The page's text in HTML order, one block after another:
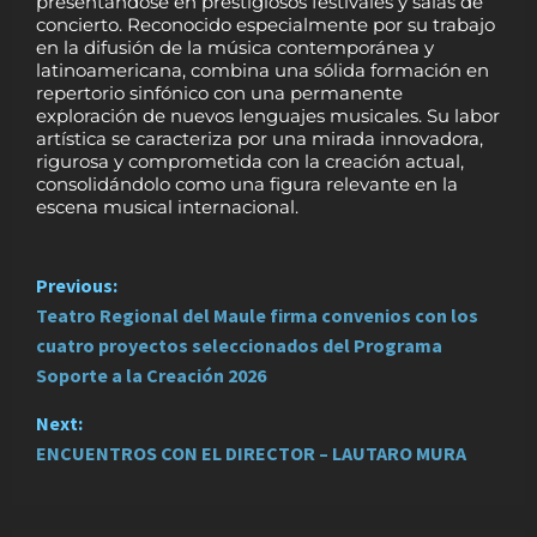
concierto. Reconocido especialmente por su trabajo
en la difusión de la música contemporánea y
latinoamericana, combina una sólida formación en
repertorio sinfónico con una permanente
exploración de nuevos lenguajes musicales. Su labor
artística se caracteriza por una mirada innovadora,
rigurosa y comprometida con la creación actual,
consolidándolo como una figura relevante en la
escena musical internacional.
P
o
s
t
Previous:
Teatro Regional del Maule firma convenios con los
cuatro proyectos seleccionados del Programa
Soporte a la Creación 2026
Next:
ENCUENTROS CON EL DIRECTOR – LAUTARO MURA